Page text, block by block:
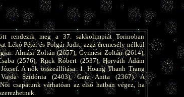
rendezik meg a 37. sakkolimpiát Torinoban
Lékó Péter és Polgár Judit, azaz éremesély nélkül
Almási Zoltán (2657), Gyimesi Zoltán (2614),
(2576), Ruck Róbert (2537), Horváth Ádám
A nők összeállítása: 1. Hoang Thanh Trang
Szidónia (2403), Gara Anita (2367). A
csapatunk várhatóan az első hatban végez, ha